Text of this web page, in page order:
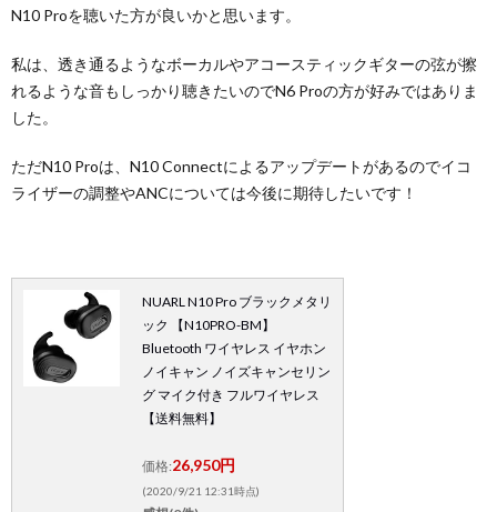
N10 Proを聴いた方が良いかと思います。
私は、透き通るようなボーカルやアコースティックギターの弦が擦
れるような音もしっかり聴きたいのでN6 Proの方が好みではありま
した。
ただN10 Proは、N10 Connectによるアップデートがあるのでイコ
ライザーの調整やANCについては今後に期待したいです！
NUARL N10 Pro ブラックメタリ
ック 【N10PRO-BM】
Bluetooth ワイヤレス イヤホン
ノイキャン ノイズキャンセリン
グ マイク付き フルワイヤレス
【送料無料】
価格:26,950円
(2020/9/21 12:31時点)